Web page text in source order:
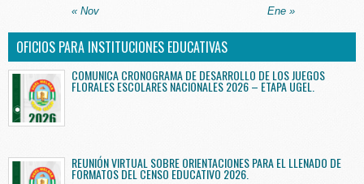
« Nov Ene »
OFICIOS PARA INSTITUCIONES EDUCATIVAS
COMUNICA CRONOGRAMA DE DESARROLLO DE LOS JUEGOS
FLORALES ESCOLARES NACIONALES 2026 – ETAPA UGEL.
REUNIÓN VIRTUAL SOBRE ORIENTACIONES PARA EL LLENADO DE
FORMATOS DEL CENSO EDUCATIVO 2026.